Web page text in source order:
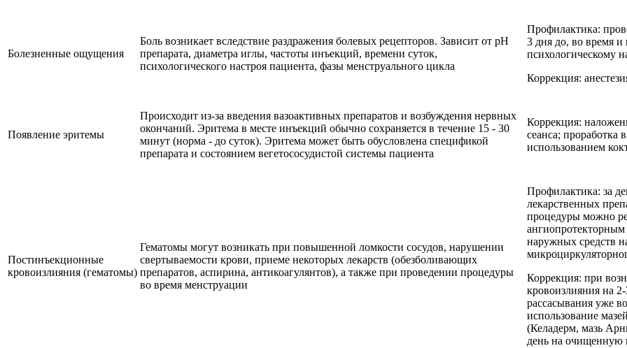
Болезненные ощущения
Боль возникает вследствие раздражения болевых рецепторов. Зависит от рН
препарата, диаметра иглы, частоты инъекций, времени суток,
психологического настроя пациента, фазы менструального цикла
Профилактика:
3 дня до, во время
психологическому
Коррекция:
Появление эритемы
Происходит из-за введения вазоактивных препаратов и возбуждения нервных
окончаний. Эритема в месте инъекций обычно сохраняется в течение 15 - 30
минут (норма - до суток). Эритема может быть обусловлена спецификой
препарата и состоянием вегетососудистой системы пациента
Коррекция:
сеанса; проработка
использованием
Постинъекционные
кровоизлияния (гематомы)
Гематомы могут возникать при повышенной ломкости сосудов, нарушении
свертываемости крови, приеме некоторых лекарств (обезболивающих
препаратов, аспирина, антикоагулянтов), а также при проведении процедуры
во время менструации
Профилактика: за
лекарственных
процедуры можно
ангиопротекторным
наружных средств
Коррекция: при
кровоизлияния на
рассасывания уже
использование
(Келадерм, мазь
день на очищенную